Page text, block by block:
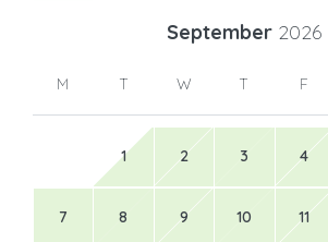
September 2026
M T W T F
1 2 3 4
7 8 9 10 11